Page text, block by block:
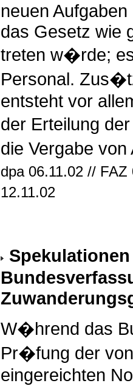
neuen
das Gesetz wie
treten w�rde;
Personal.
entsteht vor
der Erteilung
die Vergabe
dpa 06.11.02 //
12.11.02
W�hrend das
Pr�fung der
eingereichten